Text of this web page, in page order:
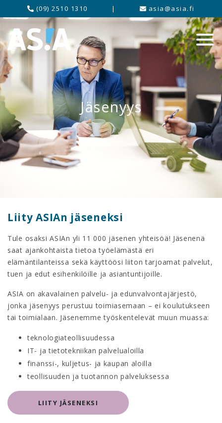
(09) 2510 1310 | asia@asia.fi
Jäsenyys
Liity ASIAn jäseneksi
Tule osaksi ASIAn yli 11 000 jäsenen yhteisöä! Jäsenenä
saat ajankohtaista tietoa työelämästä eri
elämäntilanteissa sekä käyttöösi liiton tarjoamat palvelut,
tuen ja edut esihenkilöille ja asiantuntijoille.
ASIA on akavalainen palvelu- ja edunvalvontajärjestö,
jonka jäsenyys perustuu toimiasemaan – ei koulutukseen
tai toimialaan. Jäsenemme työskentelevät muun muassa:
teknologiateollisuudessa
IT- ja tietotekniikan palvelualoilla
finanssi-, kuljetus- ja kaupan aloilla
teollisuuden ja tuotannon palveluksessa
LIITY JÄSENEKSI